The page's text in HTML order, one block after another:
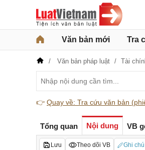
Văn bản mới Tra
Văn bản pháp luật Tài
👉 Quay về: Tra cứu văn bản
Tổng quan Nội dung VB
Lưu Theo dõi VB Ghi chú